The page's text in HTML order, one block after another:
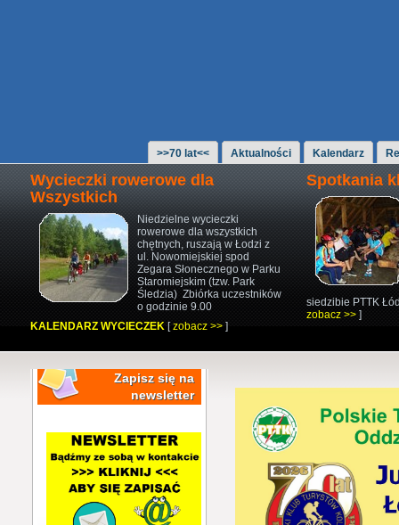
>>70 lat<< Aktualności Kalendarz
Wycieczki rowerowe dla
Wszystkich
Niedzielne wycieczki
rowerowe dla wszystkich
chętnych,ruszają w Łodzi z
ul. Nowomiejskiej spod
Zegara Słonecznego w Parku
Staromiejskim (tzw. Park
Śledzia) Zbiórka uczestników
o godzinie 9.00
KALENDARZ WYCIECZEK [zobacz >>]
Spotkania
siedzibie PTTK
zobacz >> ]
Zapisz się na
newsletter